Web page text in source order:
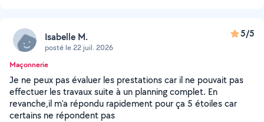
Isabelle M.
posté le 22 juil. 2026
5/5
Maçonnerie
Je ne peux pas évaluer les prestations car il ne pouvait pas
effectuer les travaux suite à un planning complet. En
revanche,il m'a répondu rapidement pour ça 5 étoiles car
certains ne répondent pas